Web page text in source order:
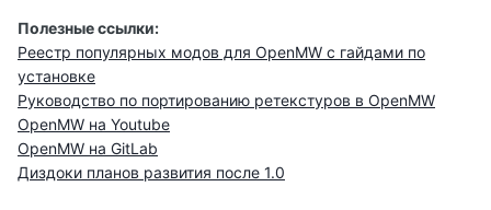
Полезные ссылки:
Реестр популярных модов для OpenMW с гайдами по
установке
Руководство по портированию ретекстуров в OpenMW
OpenMW на Youtube
OpenMW на GitLab
Диздоки планов развития после 1.0